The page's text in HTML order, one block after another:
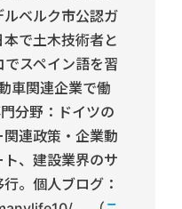
ベルク市公認ガ
で土木技術者と
でスペイン語を習
車関連企業で働
分野：ドイツの
連政策・企業動
、建設業界のサ
。個人ブログ：